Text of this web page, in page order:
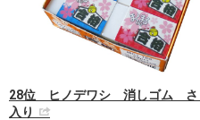
28位 ヒノデワシ 消しゴム さ
入り